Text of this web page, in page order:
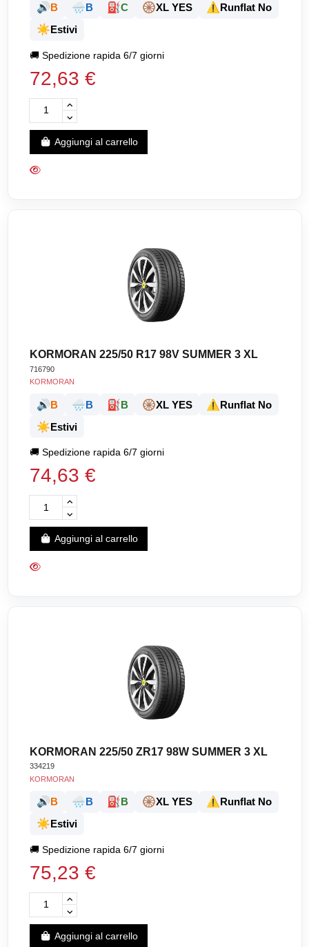
🔊B 🌧️B ⛽C 🛞XL YES ⚠️Runflat No
☀️Estivi
🚚Spedizione rapida 6/7 giorni
72,63 €
Aggiungi al carrello
KORMORAN 225/50 R17 98V SUMMER 3 XL
716790
KORMORAN
🔊B 🌧️B ⛽B 🛞XL YES ⚠️Runflat No
☀️Estivi
🚚Spedizione rapida 6/7 giorni
74,63 €
Aggiungi al carrello
KORMORAN 225/50 ZR17 98W SUMMER 3 XL
334219
KORMORAN
🔊B 🌧️B ⛽B 🛞XL YES ⚠️Runflat No
☀️Estivi
🚚Spedizione rapida 6/7 giorni
75,23 €
Aggiungi al carrello